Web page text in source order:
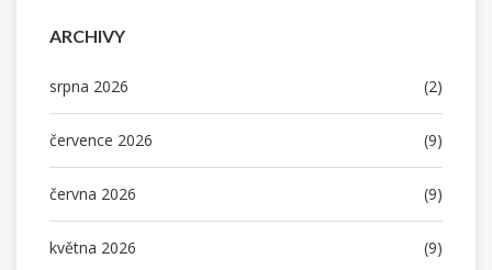
ARCHIVY
srpna 2026 (2)
července 2026 (9)
června 2026 (9)
května 2026 (9)